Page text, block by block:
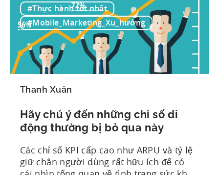
cookie, ...
#Thực hành tốt nhất
#Mobile_Marketing_Xu_hướng
Thanh Xuân
Hãy chú ý đến những chỉ số di
động thường bị bỏ qua này
Các chỉ số KPI cấp cao như ARPU và tỷ lệ
giữ chân người dùng rất hữu ích để có